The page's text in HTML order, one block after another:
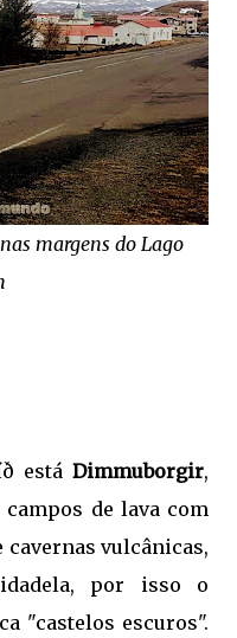
margens do Lago
está Dimmuborgir,
de lava com
vulcânicas,
por isso o
"castelos escuros".